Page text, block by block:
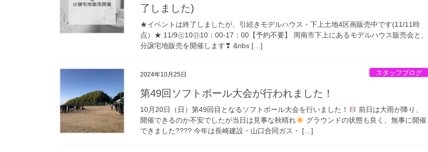
了しました)
★イベントは終了しましたが、引続きモデルハウス・下上土地4区画販売中です(11/11時
点）★ 11/9㊏10㊐10：00-17：00【予約不要】 周南市下上にあるモデルハウス販売会と、
分譲宅地販売を開催します❣ &nbs […]
2024年10月25日 スタッフブログ
第49回ソフトボール大会が行われました！
10月20日（日）第49回目となるソフトボール大会を行いました！
前日は大雨が降り、
開催できるのか不安でしたが当日は見事な秋晴れ
グラウンドの状態も良く、無事に開催
できました???? 今年は長崎建設・山口合同ガス・ […]